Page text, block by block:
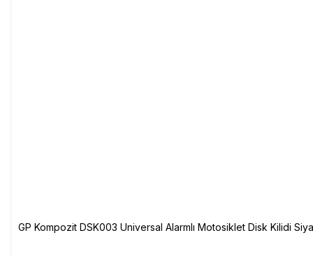
GP Kompozit DSK003 Universal Alarmlı Motosiklet Disk Kilidi